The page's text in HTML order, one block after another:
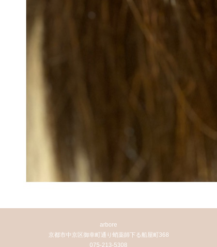
arbore
京都市中京区御幸町通り蛸薬師下る船屋町368
075-213-5308